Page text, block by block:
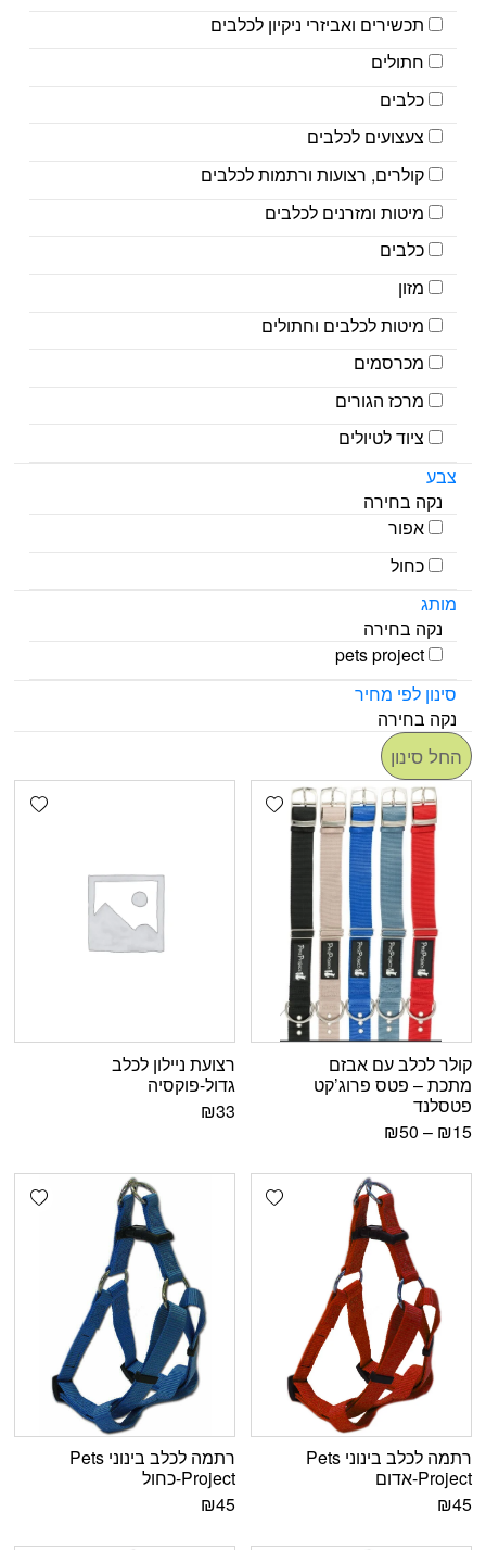
תכשירים ואביזרי ניקיון לכלבים
חתולים
כלבים
צעצועים לכלבים
קולרים, רצועות ורתמות לכלבים
מיטות ומזרנים לכלבים
כלבים
מזון
מיטות לכלבים וחתולים
מכרסמים
מרכז הגורים
ציוד לטיולים
צבע
נקה בחירה
אפור
כחול
מותג
נקה בחירה
pets project
סינון לפי מחיר
נקה בחירה
החל סינון
Add wishlist
קולר לכלב עם אבזם
מתכת – פטס פרוג’קט
פטסלנד
₪15
–
₪50
רצועת ניילון לכלב
גדול-פוקסיה
₪33
Add wishlist
רתמה לכלב בינוני Pets
Project-אדום
₪45
רתמה לכלב בינוני Pets
Project-כחול
₪45